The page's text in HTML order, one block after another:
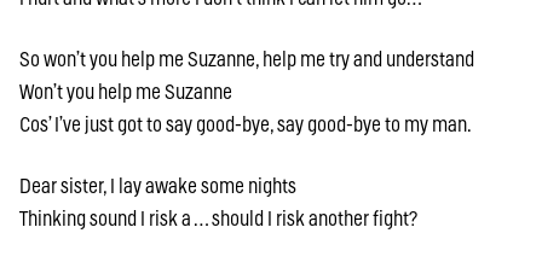
So won’t you help me Suzanne, help me try and understand
Won’t you help me Suzanne
Cos’ I’ve just got to say good-bye, say good-bye to my man.
Dear sister, I lay awake some nights
Thinking sound I risk a … should I risk another fight?